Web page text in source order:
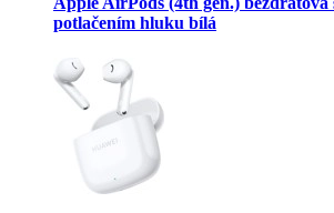
potlačením hluku bílá